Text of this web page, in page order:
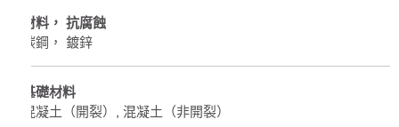
材料， 抗腐蝕
碳鋼， 鍍鋅
基礎材料
混凝土（開裂）, 混凝土（非開裂）